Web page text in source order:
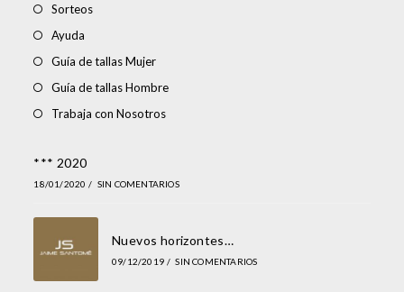
Sorteos
Ayuda
Guía de tallas Mujer
Guía de tallas Hombre
Trabaja con Nosotros
*** 2020
18/01/2020 / SIN COMENTARIOS
Nuevos horizontes…
09/12/2019 / SIN COMENTARIOS